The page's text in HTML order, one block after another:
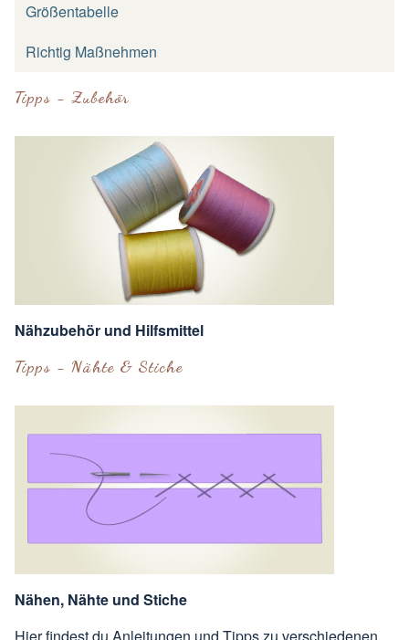
Größentabelle
Richtig Maßnehmen
Tipps - Zubehör
Nähzubehör und Hilfsmittel
Tipps - Nähte & Stiche
Nähen, Nähte und Stiche